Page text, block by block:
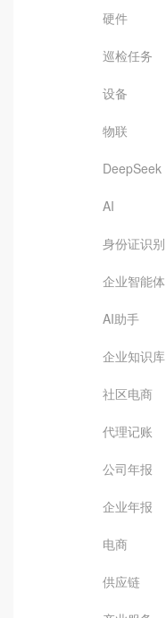
硬件
巡检任务
设备
物联
DeepSeek
AI
身份证识别
企业智能体
AI助手
企业知识库
社区电商
代理记账
公司年报
企业年报
电商
供应链